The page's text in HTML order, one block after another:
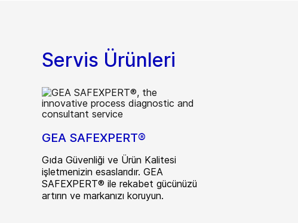
Servis Ürünleri
GEA SAFEXPERT®
Gıda Güvenliği ve Ürün Kalitesi
işletmenizin esaslarıdır. GEA
SAFEXPERT® ile rekabet gücünüzü
artırın ve markanızı koruyun.